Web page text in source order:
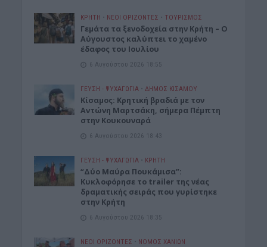
ΚΡΗΤΗ • ΝΕΟΙ ΟΡΙΖΟΝΤΕΣ • ΤΟΥΡΙΣΜΟΣ
Γεμάτα τα ξενοδοχεία στην Κρήτη – Ο
Αύγουστος καλύπτει το χαμένο
έδαφος του Ιουλίου
6 Αυγούστου 2026 18:55
ΓΕΎΣΗ - ΨΥΧΑΓΩΓΊΑ • ΔΉΜΟΣ ΚΙΣΆΜΟΥ
Kίσαμος: Κρητική βραδιά με τον
Αντώνη Μαρτσάκη, σήμερα Πέμπτη
στην Κουκουναρά
6 Αυγούστου 2026 18:43
ΓΕΎΣΗ - ΨΥΧΑΓΩΓΊΑ • ΚΡΗΤΗ
“Δύο Μαύρα Πουκάμισα”:
Κυκλοφόρησε το trailer της νέας
δραματικής σειράς που γυρίστηκε
στην Κρήτη
6 Αυγούστου 2026 18:35
ΝΕΟΙ ΟΡΙΖΟΝΤΕΣ • ΝΟΜΌΣ ΧΑΝΊΩΝ